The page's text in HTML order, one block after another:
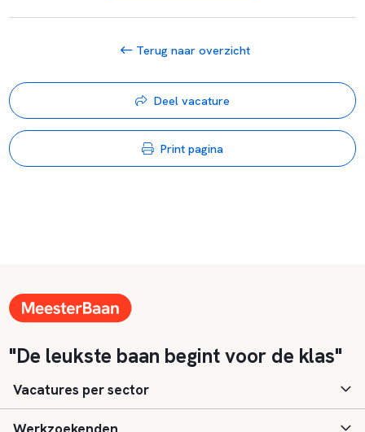
Terug naar overzicht
Deel vacature
Print pagina
"De leukste baan begint voor de klas"
Vacatures per sector
Basisonderwijs